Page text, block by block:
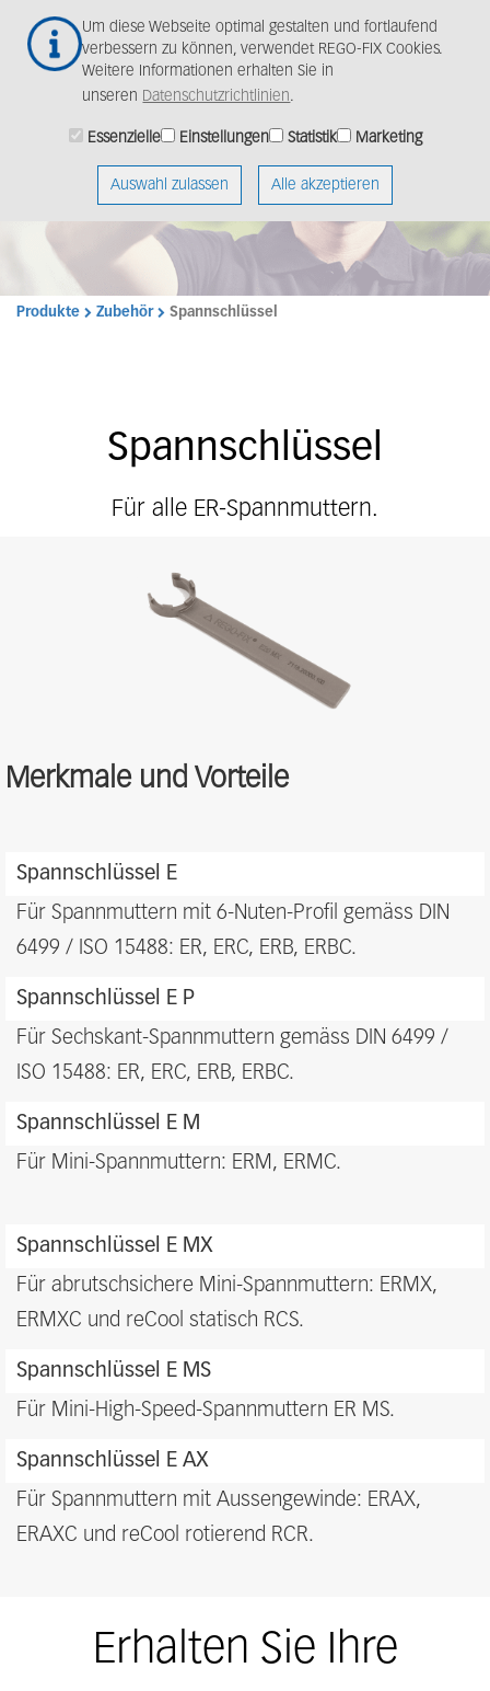
Um diese Webseite optimal gestalten und fortlaufend
verbessern zu können, verwendet REGO-FIX Cookies.
Weitere Informationen erhalten Sie in
unseren Datenschutzrichtlinien.
Essenzielle Einstellungen Statistik Marketing
Auswahl zulassen Alle akzeptieren
Hauptinhalt
springen
Produkte Zubehör Spannschlüssel
Spannschlüssel
Für alle ER-Spannmuttern.
Merkmale und Vorteile
benefits
Spannschlüssel E
Für Spannmuttern mit 6-Nuten-Profil gemäss DIN
6499 / ISO 15488: ER, ERC, ERB, ERBC.
Spannschlüssel E P
Für Sechskant-Spannmuttern gemäss DIN 6499 /
ISO 15488: ER, ERC, ERB, ERBC.
Spannschlüssel E M
Für Mini-Spannmuttern: ERM, ERMC.
Spannschlüssel E MX
Für abrutschsichere Mini-Spannmuttern: ERMX,
ERMXC und reCool statisch RCS.
Spannschlüssel E MS
Für Mini-High-Speed-Spannmuttern ER MS.
Spannschlüssel E AX
Für Spannmuttern mit Aussengewinde: ERAX,
ERAXC und reCool rotierend RCR.
Erhalten Sie Ihre